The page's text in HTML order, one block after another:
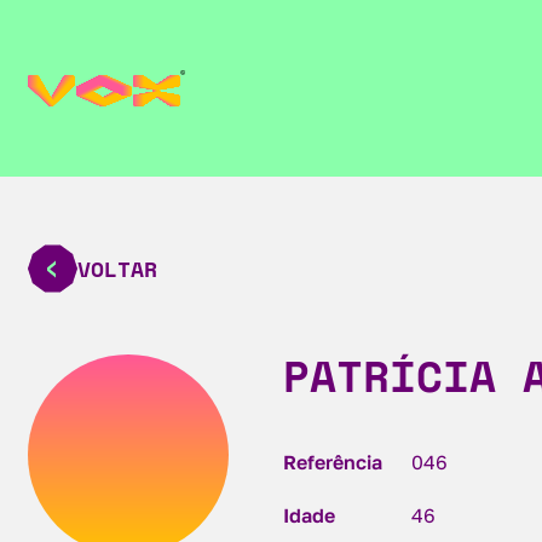
VOLTAR
PATRÍCIA
Referência 046
Idade 46